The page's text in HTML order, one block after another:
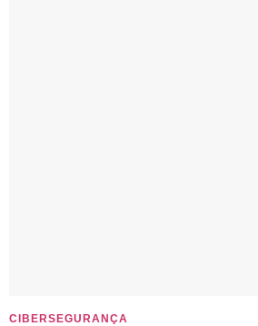
CIBERSEGURANÇA